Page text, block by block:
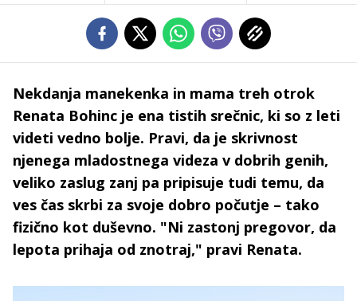
Nekdanja manekenka in mama treh otrok
Renata Bohinc je ena tistih srečnic, ki so z leti
videti vedno bolje. Pravi, da je skrivnost
njenega mladostnega videza v dobrih genih,
veliko zaslug zanj pa pripisuje tudi temu, da
ves čas skrbi za svoje dobro počutje – tako
fizično kot duševno. "Ni zastonj pregovor, da
lepota prihaja od znotraj," pravi Renata.